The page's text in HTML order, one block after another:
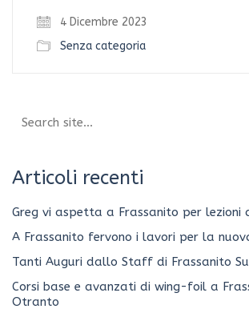
4 Dicembre 2023
Senza categoria
for:
Articoli recenti
Greg vi aspetta a Frassanito per lezioni
A Frassanito fervono i lavori per la
Tanti Auguri dallo Staff di Frassanito
Corsi base e avanzati di wing-foil a
Otranto